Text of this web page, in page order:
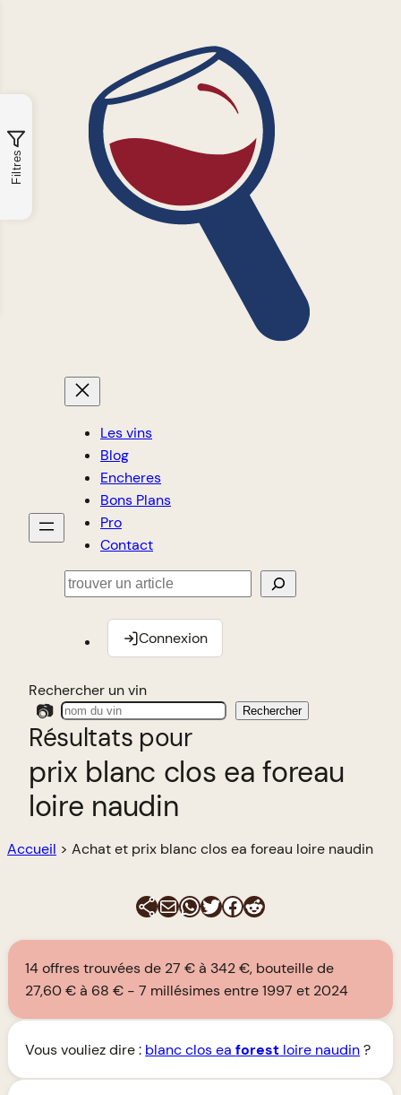
Les vins
Blog
Encheres
Bons Plans
Pro
Contact
Rechercher
Connexion
Rechercher un vin
📷 Rechercher
Résultats pour
prix blanc clos ea foreau
loire naudin
Accueil > Achat et prix blanc clos ea foreau loire naudin
E-mailWhatsApp
Twitter
Facebook
Reddit
14 offres trouvées de 27 € à 342 €, bouteille de
27,60 € à 68 €
7 millésimes entre 1997 et 2024
Vous vouliez dire : blanc clos eaforest loire naudin?
Filtres